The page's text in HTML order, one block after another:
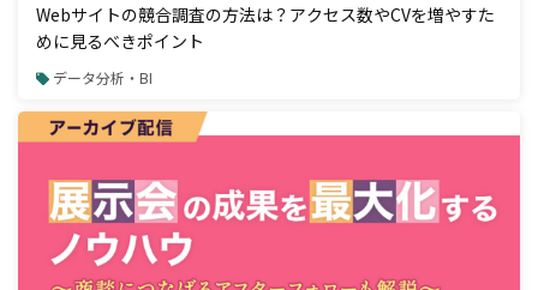
Webサイトの競合調査の方法は？アクセス数やCVを増やすた
めに見るべきポイント
データ分析・BI